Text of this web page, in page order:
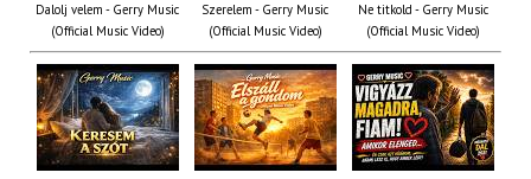
Dalolj velem - Gerry Music
(Official Music Video)
Szerelem - Gerry Music
(Official Music Video)
Ne titkold - Gerry Music
(Official Music Video)